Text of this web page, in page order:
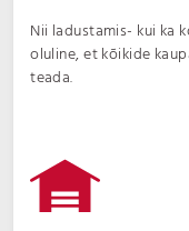
Nii ladustamis- kui ka
oluline, et kõikide
teada.